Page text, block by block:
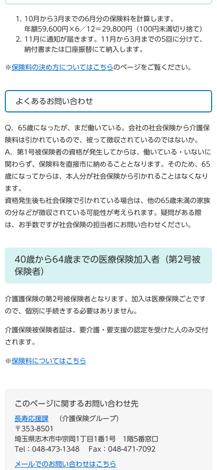
10月から3月までの6月分の保険料を計算します。
年額59,600円×6／12＝29,800円（100円未満切り捨て）
11月に通知が届きます。11月から3月までの5回に分けて、
納付書または口座振替にて納入します。
※保険料の決め方についてはこちらのページをご覧ください。
よくあるお問い合わせ
Q．65歳になったが、まだ働いている。会社の社会保険から介護保
険料は引かれているので、被って徴収されているのではないか。
A．第1号被保険者の資格が発生してからは、働いている・いないに
関わらず、保険料を直接市に納めることとなります。そのため、65
歳になってからは、本人分が社会保険から引かれることはなくなり
ます。
資格発生後も社会保険で引かれている場合は、他の65歳未満の家族
の分などが徴収されている可能性が考えられます。疑問がある際
は、お手数ですが社会保険の担当者にお問い合わせください。
40歳から64歳までの医療保険加入者（第2号被
保険者）
介護護保険の第2号被保険者となります。加入は医療保険ごとです
ので、個別に手続きする必要はありません。
介護保険被保険者証は、要介護・要支援の認定を受けた人のみ交付
されます。
※保険料についてはこちら
このページに関するお問い合わせ先
長寿応援課
介護保険グループ
〒353-8501
埼玉県志木市中宗岡1丁目1番1号 1階5番窓口
Tel：048-473-1348
Fax：048-471-7092
メールでのお問い合わせはこちら